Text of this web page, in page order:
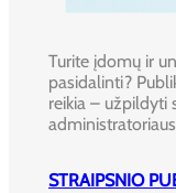
Turite įdomų ir
pasidalinti?
reikia – užpildyti
STRAIPSNIO